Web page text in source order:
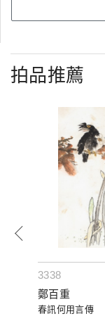
拍品推薦
3338
鄭百重
春訊何用言傳